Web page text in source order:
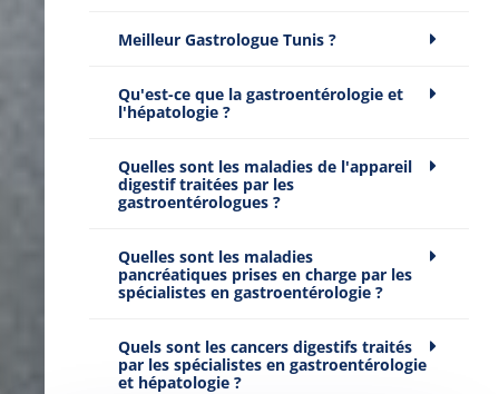
Meilleur Gastrologue Tunis ?
Qu'est-ce que la gastroentérologie et
l'hépatologie ?
Quelles sont les maladies de l'appareil
digestif traitées par les
gastroentérologues ?
Quelles sont les maladies
pancréatiques prises en charge par les
spécialistes en gastroentérologie ?
Quels sont les cancers digestifs traités
par les spécialistes en gastroentérologie
et hépatologie ?